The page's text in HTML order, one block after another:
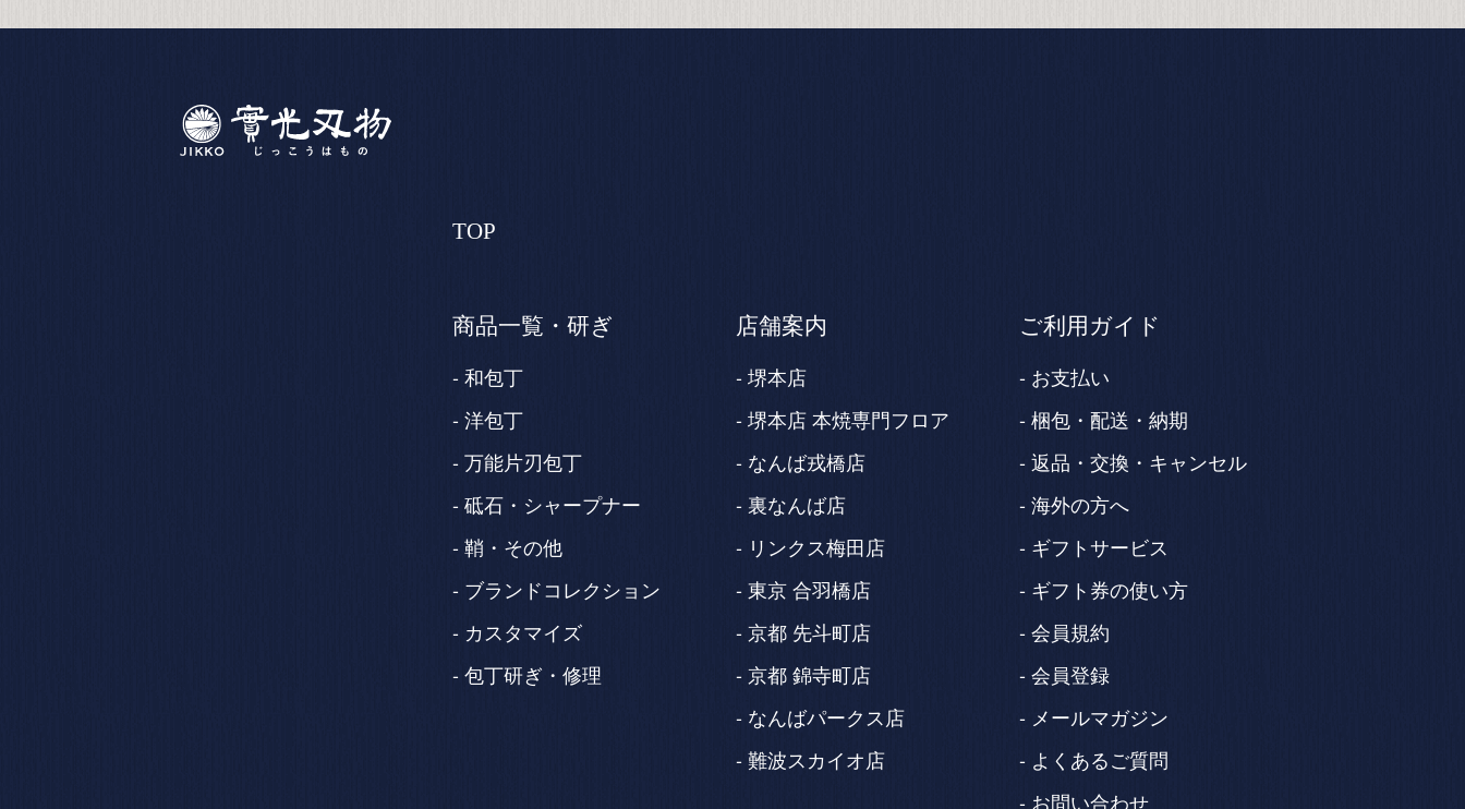
TOP
商品一覧・研ぎ
和包丁
洋包丁
万能片刃包丁
砥石・シャープナー
鞘・その他
ブランドコレクション
カスタマイズ
包丁研ぎ・修理
店舗案内
堺本店
堺本店 本焼専門フロア
なんば戎橋店
裏なんば店
リンクス梅田店
東京 合羽橋店
京都 先斗町店
京都 錦寺町店
なんばパークス店
難波スカイオ店
ご利用ガイド
お支払い
梱包・配送・納期
返品・交換・キャンセル
海外の方へ
ギフトサービス
ギフト券の使い方
会員規約
会員登録
メールマガジン
よくあるご質問
お問い合わせ